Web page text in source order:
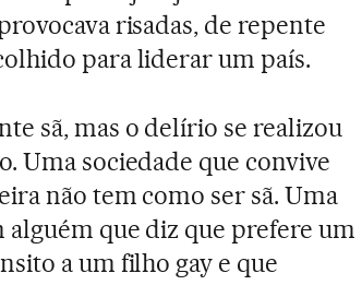
risadas, de repente
para liderar um país.
sã, mas o delírio se realizou
Uma sociedade que convive
não tem como ser sã. Uma
que diz que prefere um
a um filho gay e que